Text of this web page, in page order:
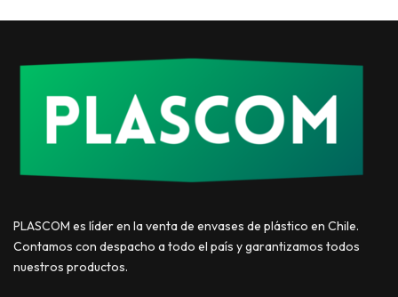
PLASCOM es líder en la venta de envases de plástico en Chile.
Contamos con despacho a todo el país y garantizamos todos
nuestros productos.